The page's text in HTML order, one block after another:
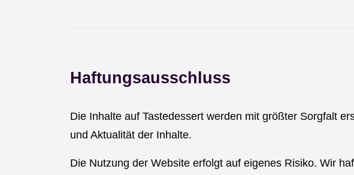
Haftungsausschluss
Die Inhalte auf Tastedessert werden mit größter Sorgfalt
und Aktualität der Inhalte.
Die Nutzung der Website erfolgt auf eigenes Risiko. Wir